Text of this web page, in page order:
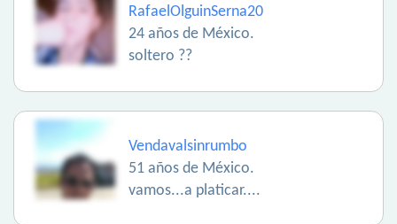
RafaelOlguinSerna20
24 años de México.
soltero ??
Vendavalsinrumbo
51 años de México.
vamos...a platicar....